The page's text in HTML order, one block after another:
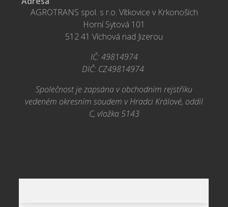
AGROTRANS spol. s r.o. Vítkovice v Krkonoších
Horní Sytová 101
512 41 Víchová nad Jizerou
IČ: 49814974
DIČ: CZ49814974
Společnost je zapsána v obchodním rejstříku
vedeném okresním soudem v Hradci Králové, oddíl
C, vložka 5143